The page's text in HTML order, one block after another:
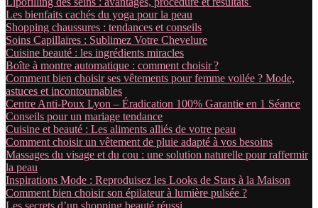
Les bienfaits cachés du yoga pour la peau
Shopping chaussures : tendances et conseils
Soins Capillaires : Sublimez Votre Chevelure
Cuisine beauté : les ingrédients miracles
Boîte à montre automatique : comment choisir ?
Comment bien choisir ses vêtements pour femme voilée ? Mode,
astuces et incontournables
Centre Anti-Poux Lyon – Éradication 100% Garantie en 1 Séance
Conseils pour un mariage tendance
Cuisine et beauté : Les aliments alliés de votre peau
Comment choisir un vêtement de pluie adapté à vos besoins
Massages du visage et du cou : une solution naturelle pour raffermir
la peau
Inspirations Mode : Reproduisez les Looks de Stars à la Maison
Comment bien choisir son épilateur à lumière pulsée ?
Les secrets d’un shopping beauté réussi